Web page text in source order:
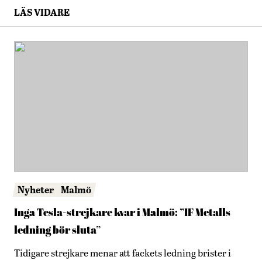
LÄS VIDARE
Nyheter Malmö
Inga Tesla-strejkare kvar i Malmö: ”IF Metalls
ledning bör sluta”
Tidigare strejkare menar att fackets ledning brister i